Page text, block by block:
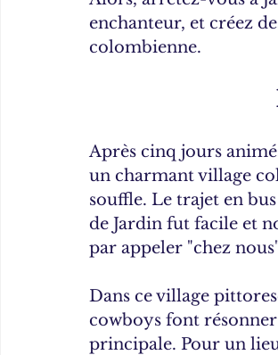
enchanteur, et créez
colombienne.
Après cinq jours
un charmant village
souffle. Le trajet en
de Jardin fut facile et
par appeler "chez
Dans ce village
cowboys font
principale. Pour un